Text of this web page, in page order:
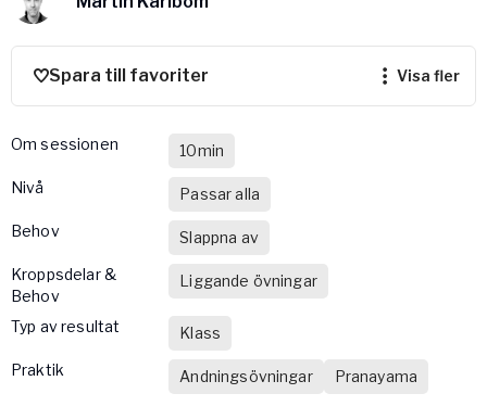
Vården – Yogobe Health & Care
Så stöttar Yogobe patienter, förskrivare och sjukvården
FaR
Fysisk aktivitet på recept
Stöd till arbetsgivare, försäkringsbolag & organisationer
Arbetsgivare
Pausa Smart
Yogobe för yogalärare
Hotell & Konferens
Spara till favoriter visa fler
Om sessionen
10min
nivå
Passar alla
Behov
Slappna av
Kroppsdelar &
Behov
Liggande övningar
Typ av resultat
Klass
Praktik
Andningsövningar Pranayama